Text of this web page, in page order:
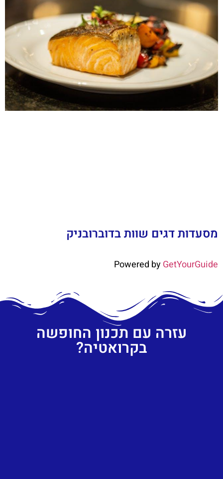
מסעדות דגים שוות בדוברובניק
Powered byGetYourGuide
עזרה עם תכנון החופשה
בקרואטיה?